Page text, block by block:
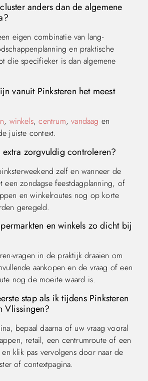
anders dan de algemene
eigen combinatie van lang-
en praktische
die specifieker is dan algemene
vanuit Pinksteren het meest
, winkels,centrum,vandaag en
juiste context.
zorgvuldig controleren?
zelf en wanneer de
een zondagse feestdagplanning, of
en winkelroutes nog op korte
geregeld.
en winkels zo dicht bij
vragen in de praktijk draaien om
aankopen en de vraag of een
nog de moeite waard is.
stap als ik tijdens Pinksteren
Vlissingen?
bepaal daarna of uw vraag vooral
retail, een centrumroute of een
klik pas vervolgens door naar de
of contextpagina.